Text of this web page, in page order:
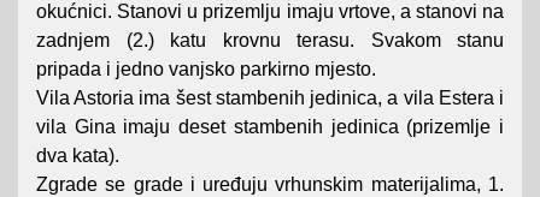
okućnici. Stanovi u prizemlju imaju vrtove, a stanovi na
zadnjem (2.) katu krovnu terasu. Svakom stanu
pripada i jedno vanjsko parkirno mjesto.
Vila Astoria ima šest stambenih jedinica, a vila Estera i
vila Gina imaju deset stambenih jedinica (prizemlje i
dva kata).
Zgrade se grade i uređuju vrhunskim materijalima, 1.